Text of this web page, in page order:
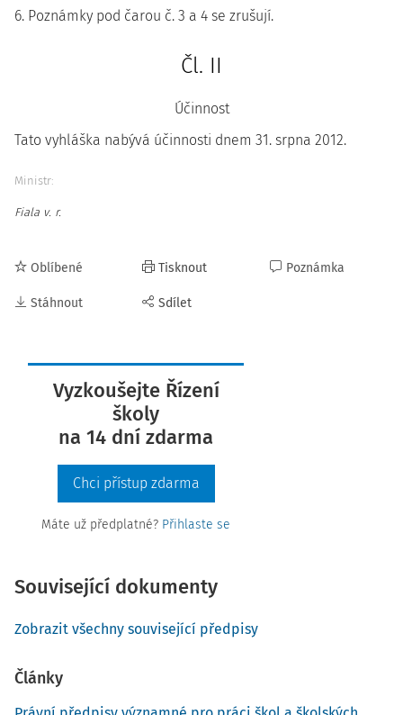
6. Poznámky pod čarou č. 3 a 4 se zrušují.
Čl. II
Účinnost
Tato vyhláška nabývá účinnosti dnem 31. srpna 2012.
Ministr:
Fiala v. r.
Oblíbené
Stáhnout
Tisknout
Sdílet
Poznámka
Vyzkoušejte Řízení
školy
na 14 dní zdarma
Chci přístup zdarma
Máte už předplatné? Přihlaste se
Související dokumenty
Zobrazit všechny související předpisy
Články